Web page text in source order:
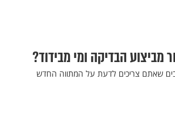
מביצוע הבדיקה ומי מבידוד?
שאתם צריכים לדעת על המתווה החדש